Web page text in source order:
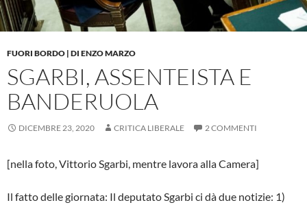
FUORI BORDO | DI ENZO MARZO
SGARBI, ASSENTEISTA E
BANDERUOLA
DICEMBRE 23, 2020 CRITICA LIBERALE 2 COMMENTI
[nella foto, Vittorio Sgarbi, mentre lavora alla Camera]
Il fatto delle giornata: Il deputato Sgarbi ci dà due notizie: 1)